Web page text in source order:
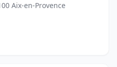
Aix-en-Provence